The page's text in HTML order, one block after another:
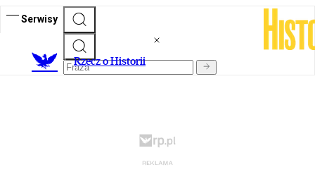
Serwisy
Rzecz o Historii